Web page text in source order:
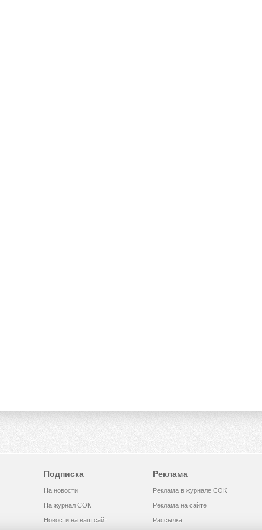
Подписка
На новости
На журнал СОК
Новости на ваш сайт
Реклама
Реклама в журнале СОК
Реклама на сайте
Рассылка